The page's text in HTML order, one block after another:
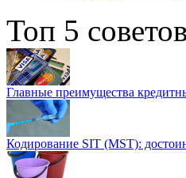
Топ 5 советов
Главные преимущества
Кодирование SIT (MST):